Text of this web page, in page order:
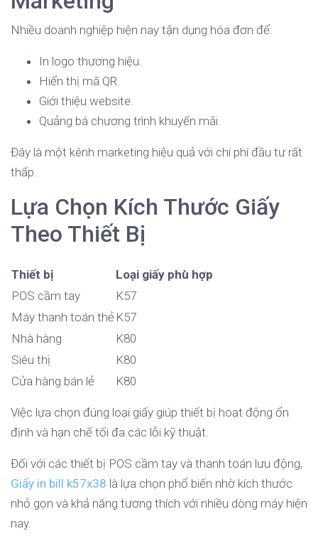
Nhiều doanh nghiệp hiện nay tận dụng hóa đơn để:
In logo thương hiệu.
Hiển thị mã QR.
Giới thiệu website.
Quảng bá chương trình khuyến mãi.
Đây là một kênh marketing hiệu quả với chi phí đầu tư rất
thấp.
Lựa Chọn Kích Thước Giấy
Theo Thiết Bị
Thiết bị
Loại giấy phù hợp
POS cầm tay
K57
Máy thanh toán thẻ K57
Nhà hàng
K80
Siêu thị
K80
Cửa hàng bán lẻ
K80
Việc lựa chọn đúng loại giấy giúp thiết bị hoạt động ổn
định và hạn chế tối đa các lỗi kỹ thuật.
Đối với các thiết bị POS cầm tay và thanh toán lưu động,
Giấy in bill k57x38 là lựa chọn phổ biến nhờ kích thước
nhỏ gọn và khả năng tương thích với nhiều dòng máy hiện
nay.